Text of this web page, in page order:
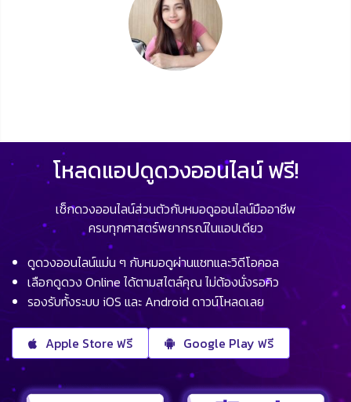
โหลดแอปดูดวงออนไลน์ ฟรี!
เช็กดวงออนไลน์ส่วนตัวกับหมอดูออนไลน์มืออาชีพ
ครบทุกศาสตร์พยากรณ์ในแอปเดียว
ดูดวงออนไลน์แม่น ๆ กับหมอดูผ่านแชทและวิดีโอคอล
เลือกดูดวง Online ได้ตามสไตล์คุณ ไม่ต้องนั่งรอคิว
รองรับทั้งระบบ iOS และ Android ดาวน์โหลดเลย
Apple Store ฟรี Google Play ฟรี